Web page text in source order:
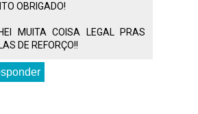
OBRIGADO!
MUITA COISA LEGAL PRAS
DE REFORÇO!!